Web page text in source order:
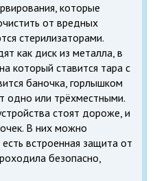
которые
от вредных
стерилизаторами.
как диск из металла, в
который ставится тара с
баночка, горлышком
одно или трёхместными.
стоят дороже, и
В них можно
встроенная защита от
безопасно,